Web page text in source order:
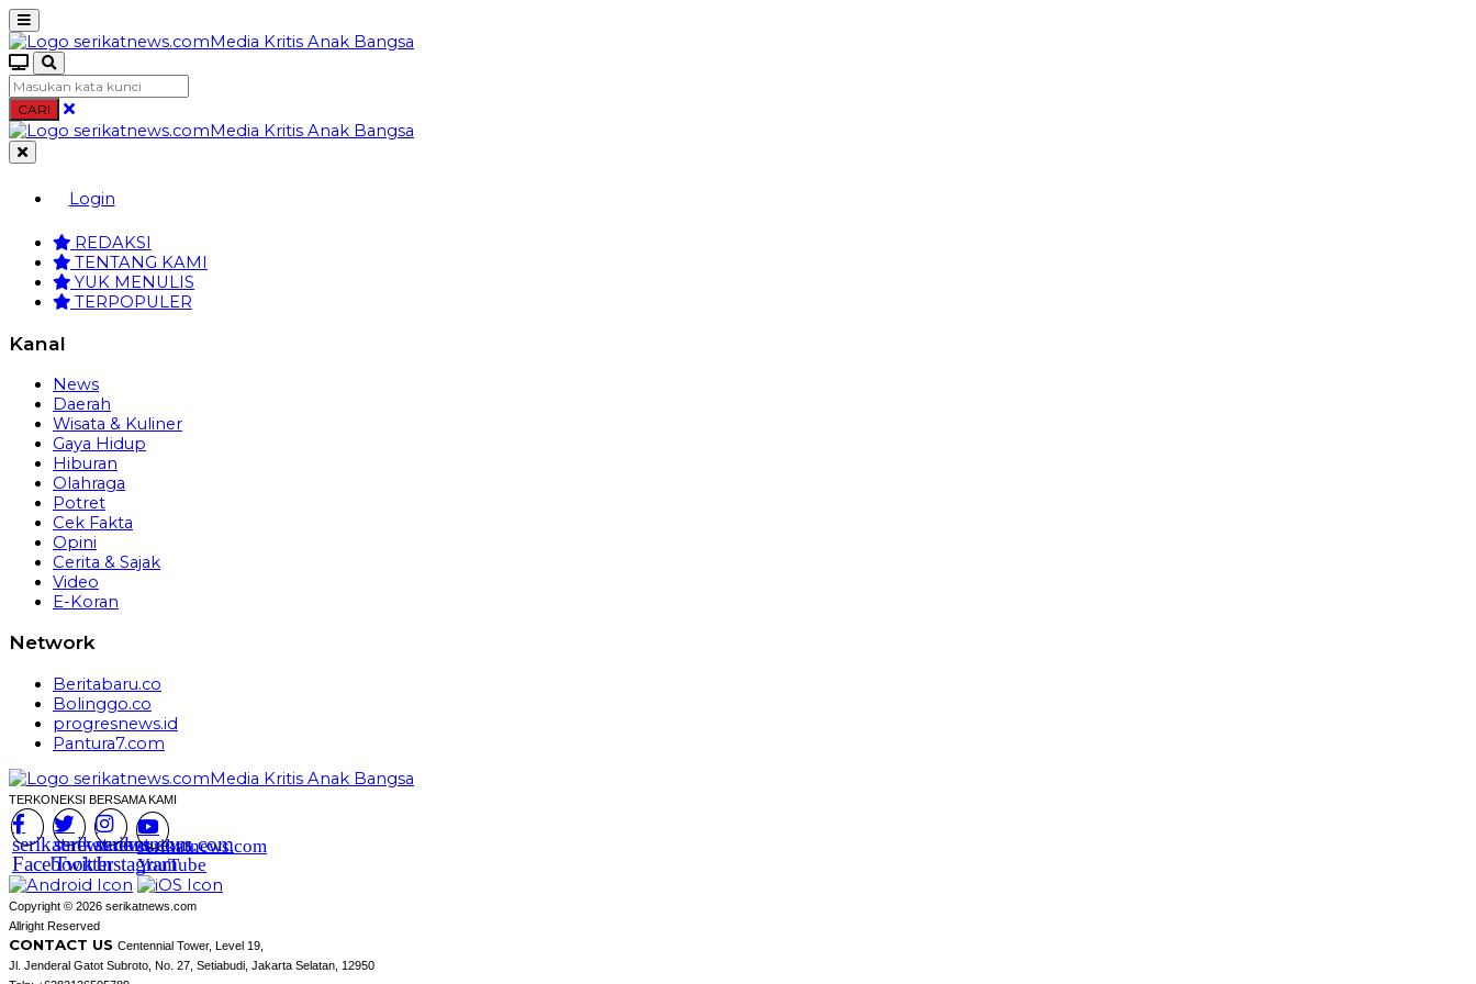
CARI
Login
REDAKSI
TENTANG KAMI
YUK MENULIS
TERPOPULER
Kanal
News
Daerah
Wisata & Kuliner
Gaya Hidup
Hiburan
Olahraga
Potret
Cek Fakta
Opini
Cerita & Sajak
Video
E-Koran
Network
Beritabaru.co
Bolinggo.co
progresnews.id
Pantura7.com
TERKONEKSI BERSAMA KAMI
serikatnews.com
Facebook
serikatnews.com
Twitter
serikatnews.com
Instagram
serikatnews.com
YouTube
Copyright © 2026 serikatnews.com
Allright Reserved
CONTACT US Centennial Tower, Level 19,
Jl. Jenderal Gatot Subroto, No. 27, Setiabudi, Jakarta Selatan, 12950